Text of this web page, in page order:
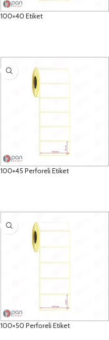
100×40 Etiket
100×45 Perforeli Etiket
100×50 Perforeli Etiket